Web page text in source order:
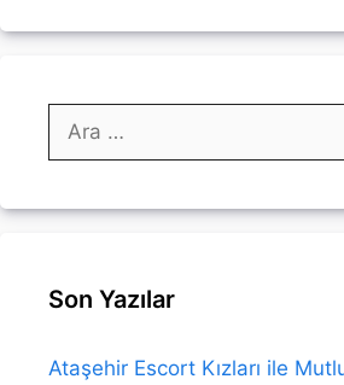
için
Son Yazılar
Ataşehir Escort Kızları ile